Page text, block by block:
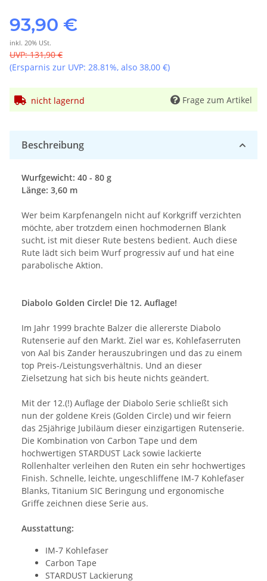
93,90 €
inkl. 20% USt.
UVP:131,90 €
(Ersparnis zur UVP: 28.81%, also 38,00 €)
nicht lagernd Frage zum Artikel
Beschreibung
Wurfgewicht: 40 - 80 g
Länge: 3,60 m
Wer beim Karpfenangeln nicht auf Korkgriff verzichten
möchte, aber trotzdem einen hochmodernen Blank
sucht, ist mit dieser Rute bestens bedient. Auch diese
Rute lädt sich beim Wurf progressiv auf und hat eine
parabolische Aktion.
Diabolo Golden Circle! Die 12. Auflage!
Im Jahr 1999 brachte Balzer die allererste Diabolo
Rutenserie auf den Markt. Ziel war es, Kohlefaserruten
von Aal bis Zander herauszubringen und das zu einem
top Preis-/Leistungsverhältnis. Und an dieser
Zielsetzung hat sich bis heute nichts geändert.
Mit der 12.(!) Auflage der Diabolo Serie schließt sich
nun der goldene Kreis (Golden Circle) und wir feiern
das 25jährige Jubiläum dieser einzigartigen Rutenserie.
Die Kombination von Carbon Tape und dem
hochwertigen STARDUST Lack sowie lackierte
Rollenhalter verleihen den Ruten ein sehr hochwertiges
Finish. Schnelle, leichte, ungeschliffene IM-7 Kohlefaser
Blanks, Titanium SIC Beringung und ergonomische
Griffe zeichnen diese Serie aus.
Ausstattung:
IM-7 Kohlefaser
Carbon Tape
STARDUST Lackierung